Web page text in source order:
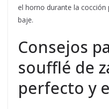
el horno durante la
baje.
Consejos
soufflé de
perfecto y